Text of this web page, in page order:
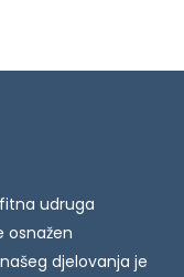
udruga
osnažen
djelovanja je